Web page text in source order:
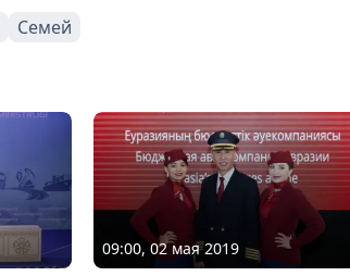
Семей
09:00, 02 мая 2019